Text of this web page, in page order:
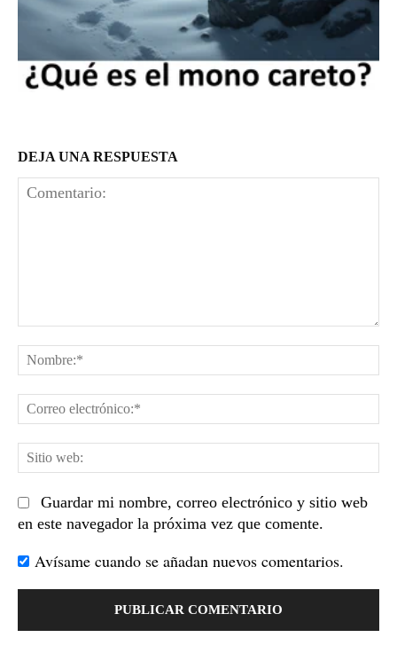
DEJA UNA RESPUESTA
Guardar mi nombre, correo electrónico y sitio web
en este navegador la próxima vez que comente.
Avísame cuando se añadan nuevos comentarios.